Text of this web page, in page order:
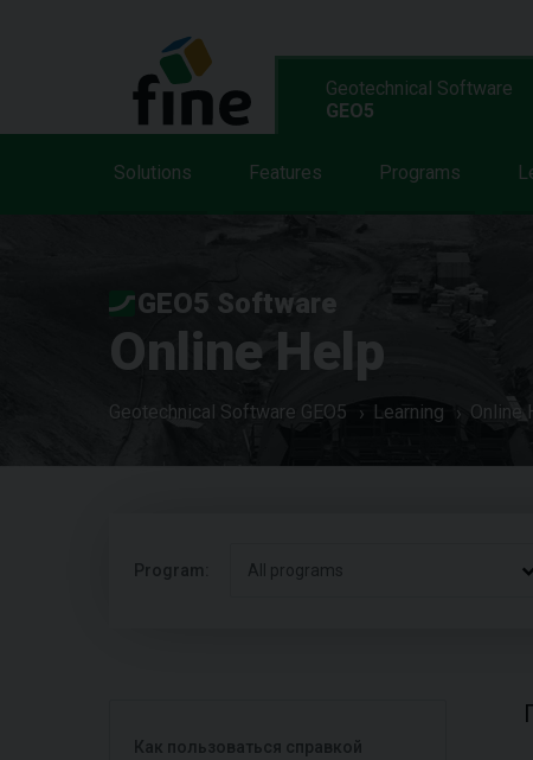
Geotechnical Software
GEO5
Solutions Features Programs
GEO5 Software
Online Help
Geotechnical Software GEO5 Learning Online
Program: All programs
Как пользоваться справкой